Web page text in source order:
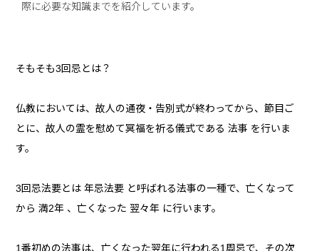
際に必要な知識までを紹介しています。
そもそも3回忌とは？
仏教においては、故人の通夜・告別式が終わってから、節目ご
とに、故人の霊を慰めて冥福を祈る儀式である 法事 を行いま
す。
3回忌法要とは 年忌法要 と呼ばれる法事の一種で、亡くなって
から 満2年 、亡くなった 翌々年 に行います。
1番初めの法事は、亡くなった翌年に行われる1周忌で、その次